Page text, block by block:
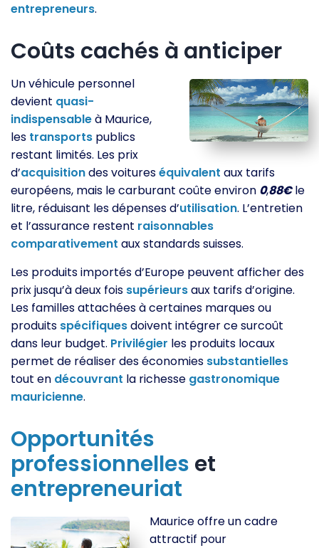
entrepreneurs.
Coûts cachés à anticiper
Un véhicule personnel
devient quasi-
indispensableà Maurice,
les transports publics
restant limités. Les prix
d’acquisitiondes voitureséquivalent aux tarifs
européens, mais le carburant coûte environ 0,88€le
litre, réduisant les dépenses d’utilisation. L’entretien
et l’assurance restent raisonnables
comparativement aux standards suisses.
Les produits importés d’Europe peuvent afficher des
prix jusqu’à deux fois supérieursaux tarifs d’origine.
Les familles attachées à certaines marques ou
produits spécifiquesdoivent intégrer ce surcoût
dans leur budget. Privilégier les produits locaux
permet de réaliser des économies substantielles
tout en découvrant la richesse gastronomique
mauricienne.
Opportunités
professionnelles et
entrepreneuriat
Maurice offre un cadre
attractif pour